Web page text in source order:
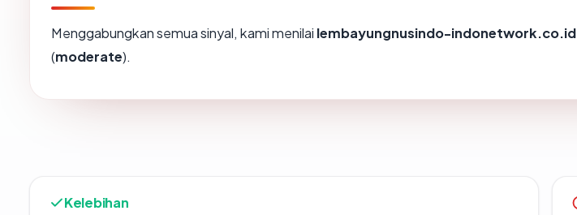
Menggabungkan semua sinyal, kami menilai lembayungnusindo-indonetwork.co.id
(moderate).
Kelebihan